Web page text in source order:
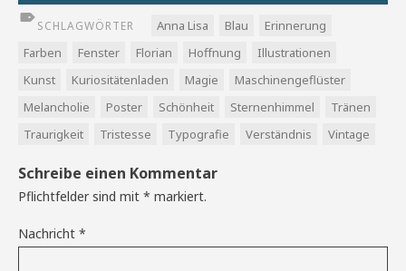
SCHLAGWÖRTER Anna Lisa Blau
Erinnerung
Farben
Fenster Florian Hoffnung
Illustrationen
Kunst
Kuriositätenladen Magie
Maschinengeflüster
Melancholie
Poster Schönheit Sternenhimmel
Tränen
Traurigkeit
Tristesse Typografie Verständnis Vintage
Schreibe einen Kommentar
Pflichtfelder sind mit * markiert.
Nachricht *